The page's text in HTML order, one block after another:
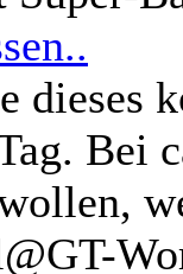
dieses
Bei